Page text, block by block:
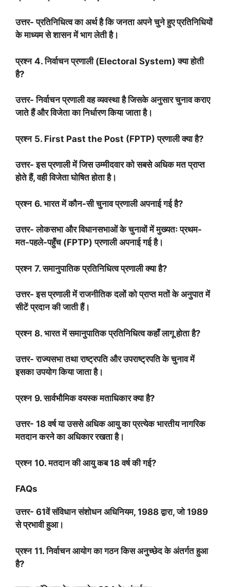
उत्तर- प्रतिनिधित्व का अर्थ है कि जनता अपने चुने हुए प्रतिनिधियों
के माध्यम से शासन में भाग लेती है।
प्रश्न 4.निर्वाचन प्रणाली (Electoral System)क्या होती
है?
उत्तर- निर्वाचन प्रणाली वह व्यवस्था है जिसके अनुसार चुनाव कराए
जाते हैं और विजेता का निर्धारण किया जाता है।
प्रश्न 5. First Past the Post (FPTP)प्रणाली क्या है?
उत्तर- इस प्रणाली में जिस उम्मीदवार को सबसे अधिक मत प्राप्त
होते हैं,वही विजेता घोषित होता है।
प्रश्न 6. भारत में कौन-सी चुनाव प्रणाली अपनाई गई है?
उत्तर- लोकसभा और विधानसभाओं के चुनावों में मुख्यतः प्रथम-
मत-पहले-पहुँच (FPTP)प्रणाली अपनाई गई है।
प्रश्न 7.समानुपातिक प्रतिनिधित्व प्रणाली क्या है?
उत्तर- इस प्रणाली में राजनीतिक दलों को प्राप्त मतों के अनुपात में
सीटें प्रदान की जाती हैं।
प्रश्न 8. भारत में समानुपातिक प्रतिनिधित्व कहाँ लागू होता है?
उत्तर- राज्यसभा तथा राष्ट्रपति और उपराष्ट्रपति के चुनाव में
इसका उपयोग किया जाता है।
प्रश्न 9.सार्वभौमिक वयस्क मताधिकार क्या है?
उत्तर- 18वर्ष या उससे अधिक आयु का प्रत्येक भारतीय नागरिक
मतदान करने का अधिकार रखता है।
प्रश्न 10.मतदान की आयु कब18वर्ष की गई?
FAQs
उत्तर- 61वें संविधान संशोधन अधिनियम, 1988द्वारा,जो1989
से प्रभावी हुआ।
प्रश्न 11.निर्वाचन आयोग का गठन किस अनुच्छेद के अंतर्गत हुआ
है?